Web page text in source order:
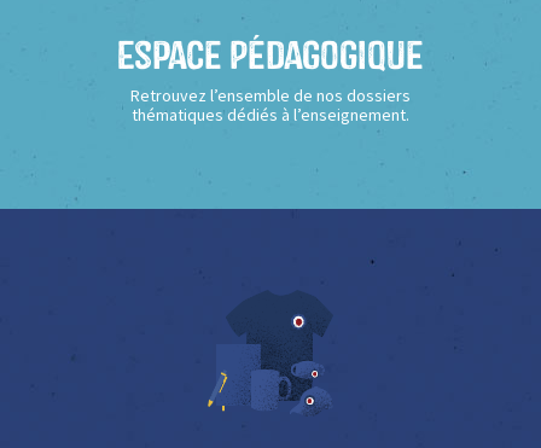
Espace Pédagogique
Retrouvez l’ensemble de nos dossiers
thématiques dédiés à l’enseignement.